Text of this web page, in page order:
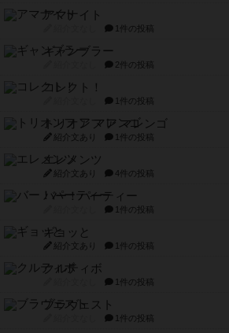
アマナイト
1件の投稿
ギャンブラー
2件の投稿
コレクト！
1件の投稿
トリオンフ ア マレンゴ
紹介文あり 1件の投稿
エレメンツ
紹介文あり 4件の投稿
バー！パーティー
1件の投稿
ギョッと
紹介文あり 1件の投稿
クルティボ
1件の投稿
ブラヴェスト
1件の投稿